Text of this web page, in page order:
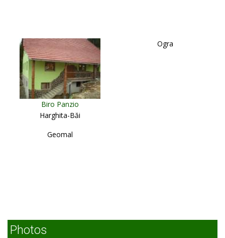
Biro Panzio
Harghita-Băi
Ogra
Geomal
Photos